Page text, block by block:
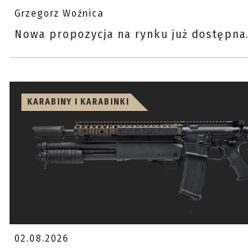
Grzegorz Woźnica
Nowa propozycja na rynku już dostępna.
KARABINY I KARABINKI
02.08.2026